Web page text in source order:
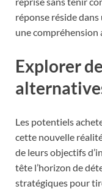
réponse réside
une compréhension
Explorer
Les potentiels
cette nouvelle
de leurs objectifs
tête l’horizon de
stratégiques pour